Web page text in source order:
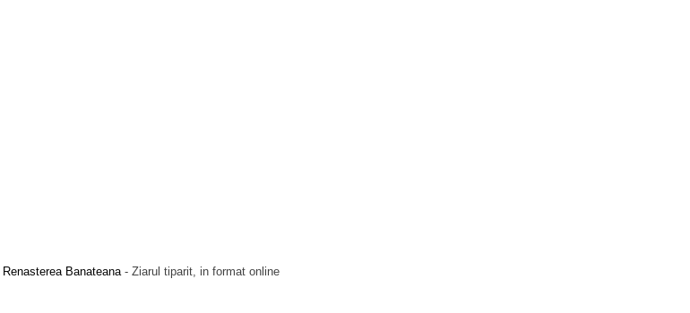
Renasterea Banateana- Ziarul tiparit, in format online